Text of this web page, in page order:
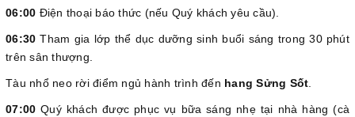
06:00 Điện thoại báo thức (nếu Quý khách yêu cầu).
06:30 Tham gia lớp thể dục dưỡng sinh buổi sáng trong 30 phút
trên sân thượng.
Tàu nhổ neo rời điểm ngủ hành trình đến hang Sửng Sốt.
07:00 Quý khách được phục vụ bữa sáng nhẹ tại nhà hàng (cà